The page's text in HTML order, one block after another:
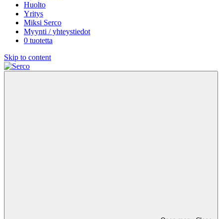
Huolto
Yritys
Miksi Serco
Myynti / yhteystiedot
0 tuotetta
Skip to content